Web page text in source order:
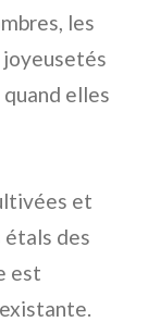
les
elles
et
étals des
est